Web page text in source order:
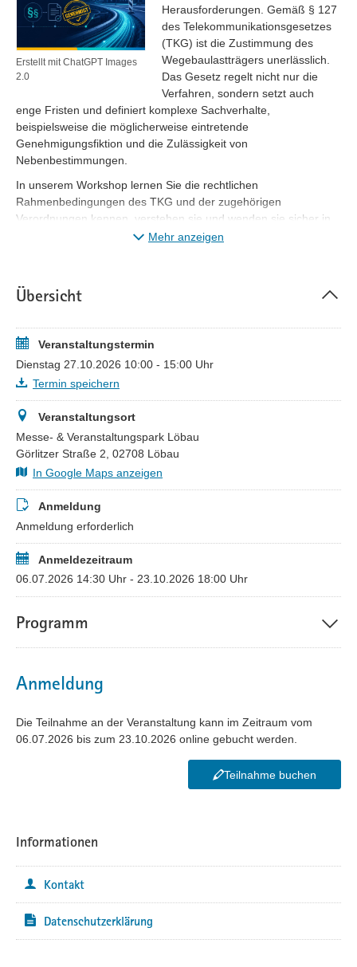
Erstellt mit ChatGPT Images
2.0
Herausforderungen. Gemäß § 127
des Telekommunikationsgesetzes
(TKG) ist die Zustimmung des
Wegebaulastträgers unerlässlich.
Das Gesetz regelt nicht nur die
Verfahren, sondern setzt auch
enge Fristen und definiert komplexe Sachverhalte,
beispielsweise die möglicherweise eintretende
Genehmigungsfiktion und die Zulässigkeit von
Nebenbestimmungen.
In unserem Workshop lernen Sie die rechtlichen
Rahmenbedingungen des TKG und der zugehörigen
Verordnungen kennen, verstehen sie und wenden sie sicher in
der Praxis an. Wir zeigen Ihnen auf, welche konkreten
nach den aktuellen und potenziell neugestalteten §§ 125 und
127 TKG haben.
Der Workshop richtet sich gezielt an Mitarbeitende der
öffentlichen Hand, die innerhalb ihres Verantwortungsbereichs
Genehmigungsverfahren zum Glasfaserausbau betreuen.
Insbesondere Mitarbeitende von Wegebaulastträgern auf Seiten
der Kommunen, Landkreise und des Landesamtes für
Straßenbau und Verkehr (LASuV).
Die Workshops stehen zudem auch anderen Mitarbeitenden in
den Verwaltungen mit Bezug zum Breitbandausbau sowie den
ausbauenden TKU offen.
Sichern Sie sich jetzt Ihren Platz und erlangen Sie die
notwendige Kompetenz und Handlungssicherheit für alle
aktuellen und zukünftigen Genehmigungsverfahren im
Breitbandausbau.
Mehr anzeigen
Übersicht
Veranstaltungstermin
Dienstag 27.10.2026 10:00 - 15:00 Uhr
Termin speichern
Veranstaltungsort
Messe- & Veranstaltungspark Löbau
Görlitzer Straße 2, 02708 Löbau
In Google Maps anzeigen
Anmeldung
Anmeldung erforderlich
Anmeldezeitraum
06.07.2026 14:30 Uhr - 23.10.2026 18:00 Uhr
Programm
Anmeldung
Die Teilnahme an der Veranstaltung kann im Zeitraum vom
06.07.2026 bis zum 23.10.2026 online gebucht werden.
Teilnahme buchen
Informationen
Kontakt
Datenschutzerklärung